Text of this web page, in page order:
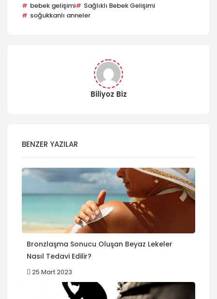
bebek gelişimi
Sağlıklı Bebek Gelişimi
soğukkanlı anneler
Biliyoz Biz
BENZER YAZILAR
Bronzlaşma Sonucu Oluşan Beyaz Lekeler
Nasıl Tedavi Edilir?
25 Mart 2023